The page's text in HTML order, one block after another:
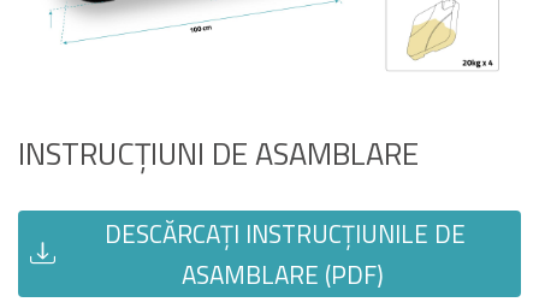
INSTRUCȚIUNI DE ASAMBLARE
DESCĂRCAȚI INSTRUCȚIUNILE DE
ASAMBLARE (PDF)